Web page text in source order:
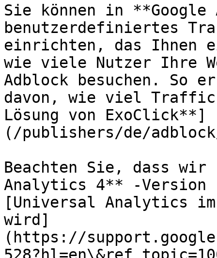
Sie können in
benutzerdefiniertes
einrichten, das Ihnen
wie viele Nutzer Ihre
Adblock besuchen. So
davon, wie viel
Lösung von ExoClick**]
(/publishers/de/
Beachten Sie, dass
Analytics 4** -Version
[Universal Analytics
wird]
(https://